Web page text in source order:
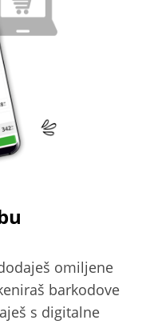
omiljene
barkodove
s digitalne